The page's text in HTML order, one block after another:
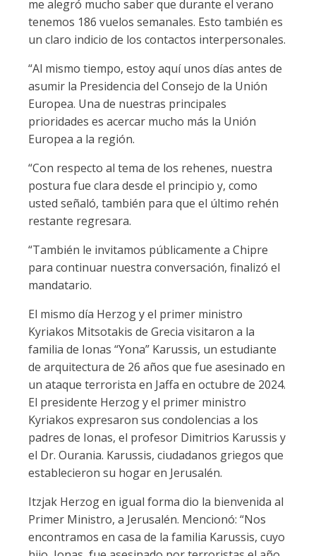
me alegró mucho saber que durante el verano
tenemos 186 vuelos semanales. Esto también es
un claro indicio de los contactos interpersonales.
“Al mismo tiempo, estoy aquí unos días antes de
asumir la Presidencia del Consejo de la Unión
Europea. Una de nuestras principales
prioridades es acercar mucho más la Unión
Europea a la región.
“Con respecto al tema de los rehenes, nuestra
postura fue clara desde el principio y, como
usted señaló, también para que el último rehén
restante regresara.
“También le invitamos públicamente a Chipre
para continuar nuestra conversación, finalizó el
mandatario.
El mismo día Herzog y el primer ministro
Kyriakos Mitsotakis de Grecia visitaron a la
familia de Ionas “Yona” Karussis, un estudiante
de arquitectura de 26 años que fue asesinado en
un ataque terrorista en Jaffa en octubre de 2024.
El presidente Herzog y el primer ministro
Kyriakos expresaron sus condolencias a los
padres de Ionas, el profesor Dimitrios Karussis y
el Dr. Ourania. Karussis, ciudadanos griegos que
establecieron su hogar en Jerusalén.
Itzjak Herzog en igual forma dio la bienvenida al
Primer Ministro, a Jerusalén. Mencionó: “Nos
encontramos en casa de la familia Karussis, cuyo